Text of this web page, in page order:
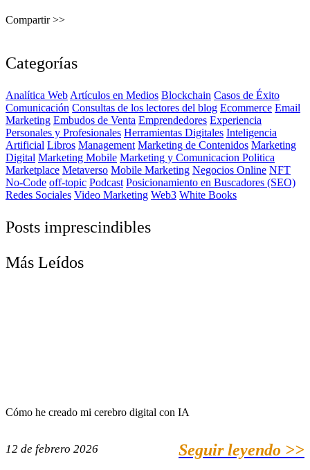
Compartir >>
Categorías
Analítica Web Artículos en Medios Blockchain Casos de Éxito
Comunicación Consultas de los lectores del blog Ecommerce Email
Marketing Embudos de Venta Emprendedores Experiencia
Personales y Profesionales Herramientas Digitales Inteligencia
Artificial Libros Management Marketing de Contenidos Marketing
Digital Marketing Mobile Marketing y Comunicacion Politica
Marketplace Metaverso Mobile Marketing Negocios Online NFT
No-Code off-topic Podcast Posicionamiento en Buscadores (SEO)
Redes Sociales Video Marketing Web3 White Books
Posts imprescindibles
Más Leídos
Cómo he creado mi cerebro digital con IA
12 de febrero 2026 Seguir leyendo >>